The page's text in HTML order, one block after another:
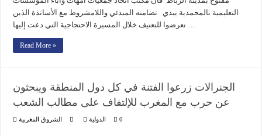
التعليمية بالمحمدية يبدي تضامنه المبدئي واللامشروط مع الأساتذة الذين
تعرضوا للتعنيف خلال المسيرة الاحتجاجية التي دعت إليها …
Read More »
الجنرالات زرعوا الفتنة في كل دول المنطقة ويبحثون
عن حرب مع المغرب للإلتفاف على مطالب الشعب
الشروق المغربية الدولية 0